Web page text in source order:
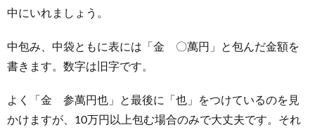
中にいれましょう。
中包み、中袋ともに表には「金 〇萬円」と包んだ金額を
書きます。数字は旧字です。
よく「金 参萬円也」と最後に「也」をつけているのを見
かけますが、10万円以上包む場合のみで大丈夫です。それ